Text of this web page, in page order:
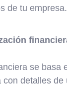
de tu empresa.
se basa
con detalles